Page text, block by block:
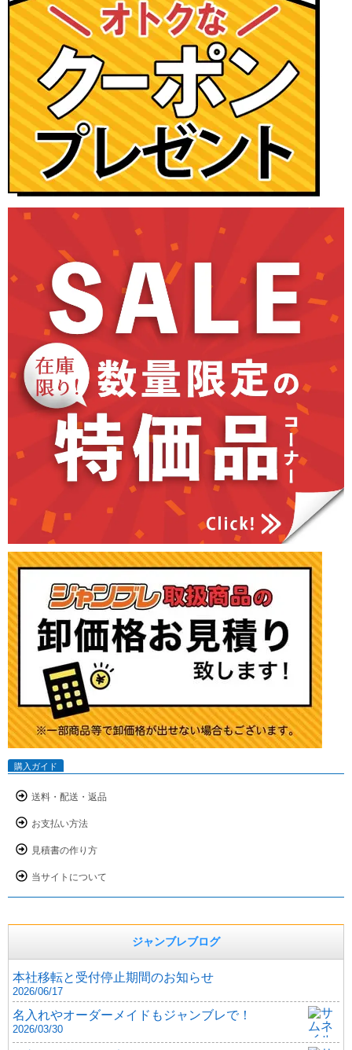
購入ガイド
送料・配送・返品
お支払い方法
見積書の作り方
当サイトについて
ジャンブレブログ
本社移転と受付停止期間のお知らせ
2026/06/17
名入れやオーダーメイドもジャンブレで！
2026/03/30